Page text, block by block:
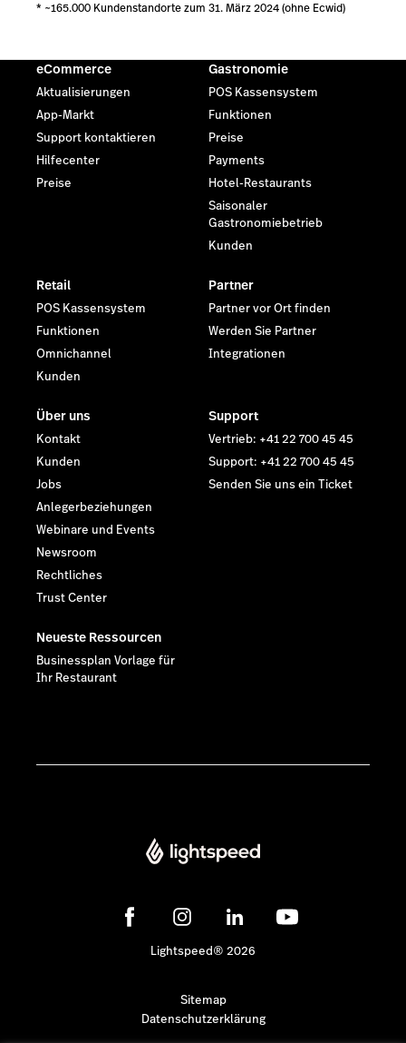
* ~165.000 Kundenstandorte zum 31. März 2024 (ohne Ecwid)
eCommerce
Aktualisierungen
App-Markt
Support kontaktieren
Hilfecenter
Preise
Gastronomie
POS Kassensystem
Funktionen
Preise
Payments
Hotel-Restaurants
Saisonaler
Gastronomiebetrieb
Kunden
Retail
POS Kassensystem
Funktionen
Omnichannel
Kunden
Partner
Partner vor Ort finden
Werden Sie Partner
Integrationen
Über uns
Kontakt
Kunden
Jobs
Anlegerbeziehungen
Webinare und Events
Newsroom
Rechtliches
Trust Center
Support
Vertrieb: +41 22 700 45 45
Support: +41 22 700 45 45
Senden Sie uns ein Ticket
Neueste Ressourcen
Businessplan Vorlage für
Ihr Restaurant
Lightspeed® 2026
Sitemap
Datenschutzerklärung